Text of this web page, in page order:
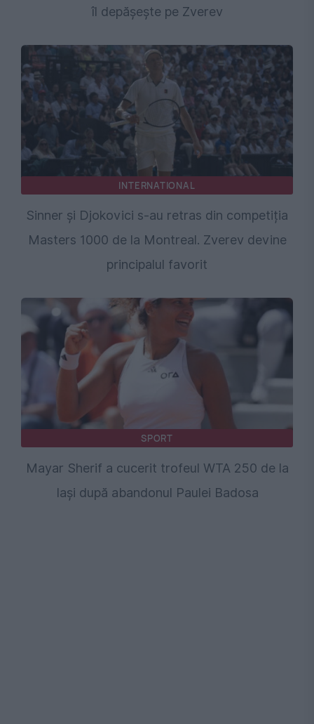
îl depășește pe Zverev
INTERNATIONAL
Sinner și Djokovici s-au retras din competiția
Masters 1000 de la Montreal. Zverev devine
principalul favorit
SPORT
Mayar Sherif a cucerit trofeul WTA 250 de la
Iași după abandonul Paulei Badosa